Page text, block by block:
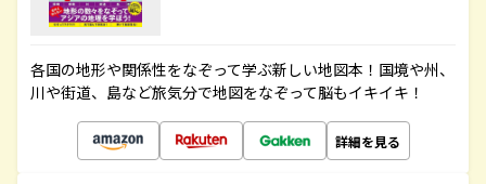
各国の地形や関係性をなぞって学ぶ新しい地図本！国境や州、
川や街道、島など旅気分で地図をなぞって脳もイキイキ！
詳細を見る